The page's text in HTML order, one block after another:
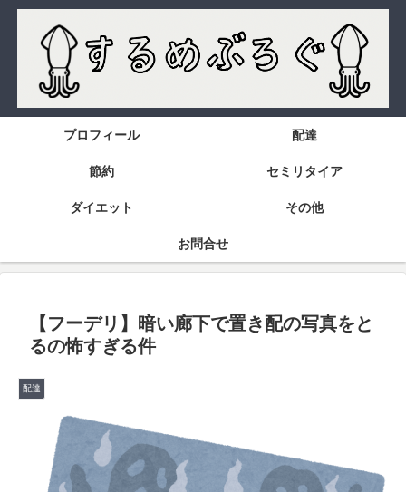
プロフィール 配達
節約 セミリタイア
ダイエット その他
お問合せ
【フーデリ】暗い廊下で置き配の写真をと
るの怖すぎる件
配達